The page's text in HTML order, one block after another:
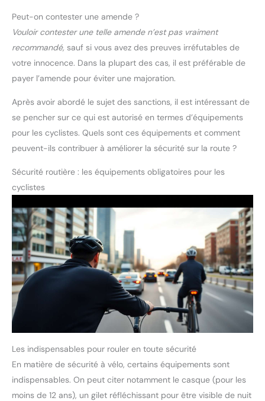
Peut-on contester une amende ?
Vouloir contester une telle amende n’est pas vraiment
recommandé, sauf si vous avez des preuves irréfutables de
votre innocence. Dans la plupart des cas, il est préférable de
payer l’amende pour éviter une majoration.
Après avoir abordé le sujet des sanctions, il est intéressant de
se pencher sur ce qui est autorisé en termes d’équipements
pour les cyclistes. Quels sont ces équipements et comment
peuvent-ils contribuer à améliorer la sécurité sur la route ?
Sécurité routière : les équipements obligatoires pour les
cyclistes
Les indispensables pour rouler en toute sécurité
En matière de sécurité à vélo, certains équipements sont
indispensables. On peut citer notamment le casque (pour les
moins de 12 ans), un gilet réfléchissant pour être visible de nuit